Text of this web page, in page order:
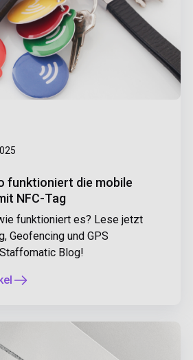
funktioniert die mobile
NFC-Tag
funktioniert es? Lese jetzt
Geofencing und GPS
Blog!